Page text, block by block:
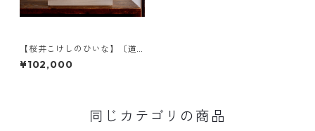
【桜井こけしのひいな】〔道
具セット〕花みずき〈座雛〉c
¥102,000
同じカテゴリの商品